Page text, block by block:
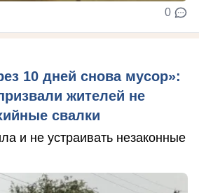
0
10 дней снова мусор»:
жителей не
свалки
и не устраивать незаконные